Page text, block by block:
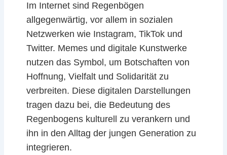
Im Internet sind Regenbögen
allgegenwärtig, vor allem in sozialen
Netzwerken wie Instagram, TikTok und
Twitter. Memes und digitale Kunstwerke
nutzen das Symbol, um Botschaften von
Hoffnung, Vielfalt und Solidarität zu
verbreiten. Diese digitalen Darstellungen
tragen dazu bei, die Bedeutung des
Regenbogens kulturell zu verankern und
ihn in den Alltag der jungen Generation zu
integrieren.